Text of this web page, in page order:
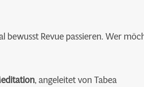
Revue passieren. Wer
, angeleitet von Tabea